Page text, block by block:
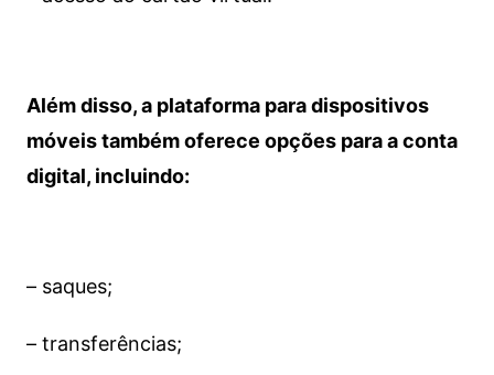
Além disso, a plataforma para dispositivos
móveis também oferece opções para a conta
digital, incluindo:
– saques;
– transferências;